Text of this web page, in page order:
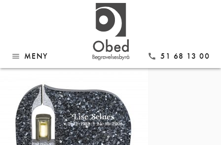
menu MENY call 51 68 13 00
Modell 311 Lys Labrador